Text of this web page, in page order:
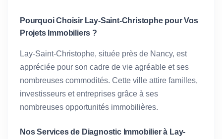
Pourquoi Choisir Lay-Saint-Christophe pour Vos
Projets Immobiliers ?
Lay-Saint-Christophe, située près de Nancy, est
appréciée pour son cadre de vie agréable et ses
nombreuses commodités. Cette ville attire familles,
investisseurs et entreprises grâce à ses
nombreuses opportunités immobilières.
Nos Services de Diagnostic Immobilier à Lay-